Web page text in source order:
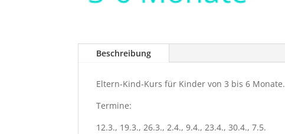
Beschreibung
Eltern-Kind-Kurs für Kinder von 3 bis 6 Monate.
Termine:
12.3., 19.3., 26.3., 2.4., 9.4., 23.4., 30.4., 7.5.